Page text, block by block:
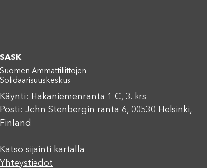
SASK
Suomen Ammattiliittojen
Solidaarisuuskeskus
Käynti: Hakaniemenranta 1 C, 3. krs
Posti: John Stenbergin ranta 6, 00530 Helsinki,
Finland
Katso sijainti kartalla
Yhteystiedot